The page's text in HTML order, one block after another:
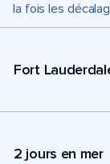
la fois les
Fort
2 jours en mer